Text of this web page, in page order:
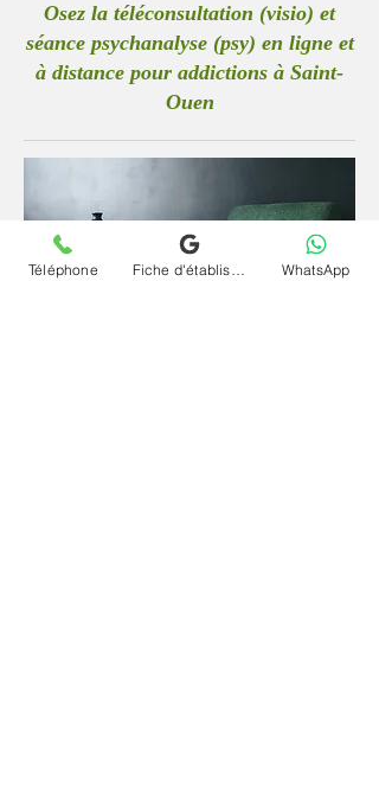
Osez la téléconsultation (visio) et
séance psychanalyse (psy) en ligne et
à distance pour addictions à Saint-
Ouen
Téléphone WhatsApp